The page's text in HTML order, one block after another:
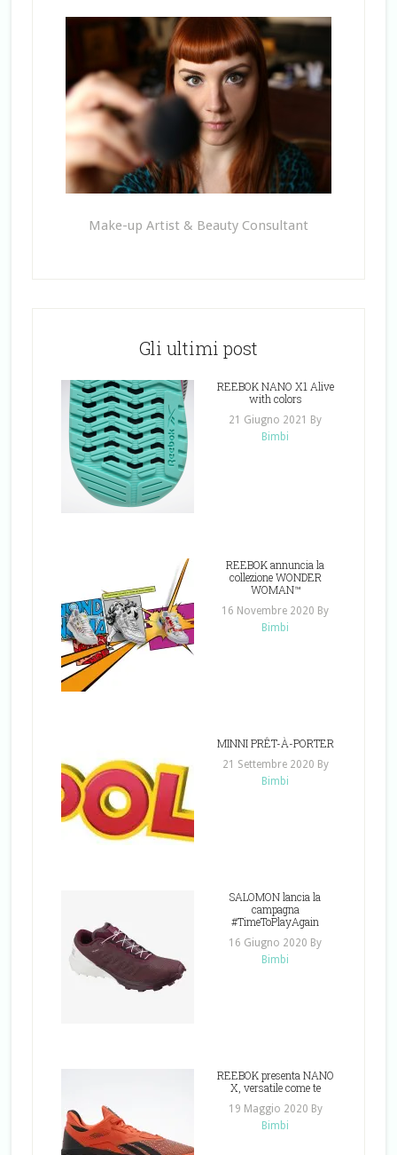
Make-up Artist & Beauty Consultant
Gli ultimi post
REEBOK NANO X1 Alive
with colors
21 Giugno 2021 By
Bimbi
REEBOK annuncia la
collezione WONDER
WOMAN™
16 Novembre 2020 By
Bimbi
MINNI PRÊT-À-PORTER
21 Settembre 2020 By
Bimbi
SALOMON lancia la
campagna
#TimeToPlayAgain
16 Giugno 2020 By
Bimbi
REEBOK presenta NANO
X, versatile come te
19 Maggio 2020 By
Bimbi